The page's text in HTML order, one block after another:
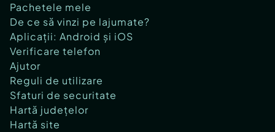
Pachetele mele
De ce să vinzi pe lajumate?
Aplicații: Android și iOS
Verificare telefon
Ajutor
Reguli de utilizare
Sfaturi de securitate
Hartă județelor
Hartă site